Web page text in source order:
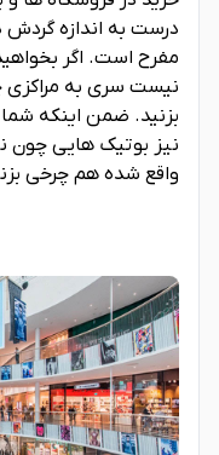
درست به اندازه گردش
مفرح است. اگر
نیست سری به مراکزی
نیز بوتیک هایی چون
واقع شده هم چرخی